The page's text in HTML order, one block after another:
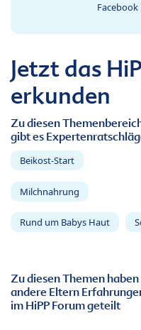
Facebook
Jetzt das
erkunden
Zu diesen
gibt es
Beikost-Start
Milchnahrung
Rund um Babys Haut
Zu diesen Themen haben
andere Eltern
im HiPP Forum geteilt